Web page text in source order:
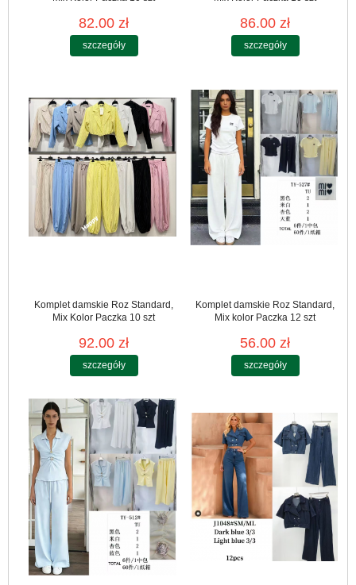
82.00 zł
szczegóły
86.00 zł
szczegóły
Komplet damskie Roz Standard,
Mix Kolor Paczka 10 szt
92.00 zł
szczegóły
Komplet damskie Roz Standard,
Mix kolor Paczka 12 szt
56.00 zł
szczegóły